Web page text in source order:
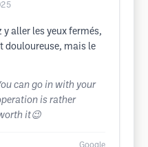
y aller les yeux fermés,
douloureuse, mais le
can go in with your
is rather
it😉
Google